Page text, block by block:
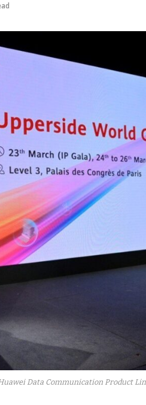
Data Communication Product